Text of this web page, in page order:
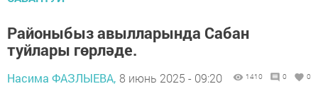
Районыбыз авылларында Сабан
туйлары гөрләде.
Насима ФАЗЛЫЕВА, 8 июнь 2025 - 09:20 1410 0 0